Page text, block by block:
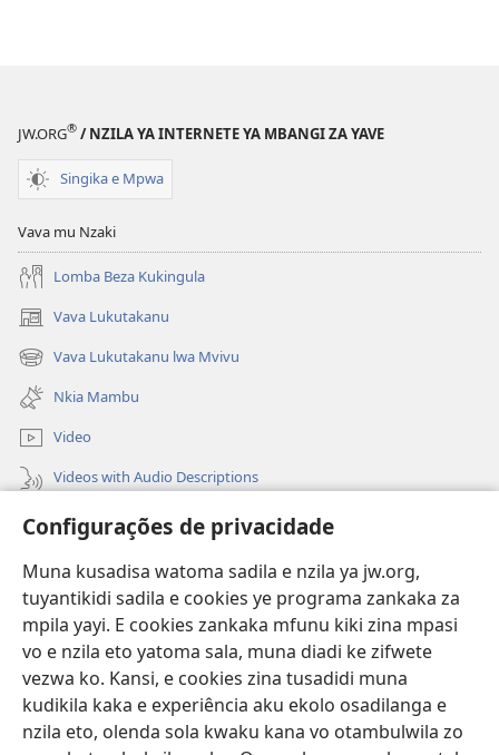
Configurações de privacidade
Muna kusadisa watoma sadila e nzila ya jw.org,
tuyantikidi sadila e cookies ye programa zankaka za
mpila yayi. E cookies zankaka mfunu kiki zina mpasi
vo e nzila eto yatoma sala, muna diadi ke zifwete
vezwa ko. Kansi, e cookies zina tusadidi muna
kudikila kaka e experiência aku ekolo osadilanga e
nzila eto, olenda sola kwaku kana vo otambulwila zo
JW.ORG® / NZILA YA INTERNETE YA MBANGI ZA YAVE
Singika e Mpwa
Vava mu Nzaki
Lomba Beza Kukingula
Vava Lukutakanu
(opens
new
window)
Vava Lukutakanu lwa Mvivu
(opens
new
window)
Nkia Mambu
Video
Videos with Audio Descriptions
Vavulula
(opens
new
LUNDILU DIA NKANDA mia Mbangi za Yave mu Internete™
(opens
new
window)JW Hub
(opens